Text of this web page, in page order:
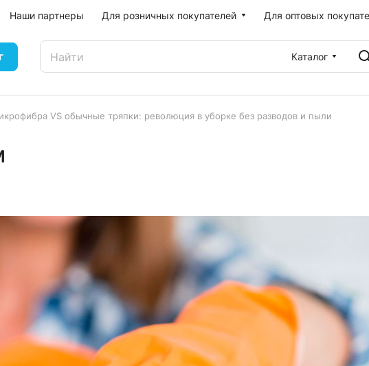
Наши партнеры Для розничных покупателей Для оптовых
Каталог
VS обычные тряпки: революция в уборке без разводов и пыли